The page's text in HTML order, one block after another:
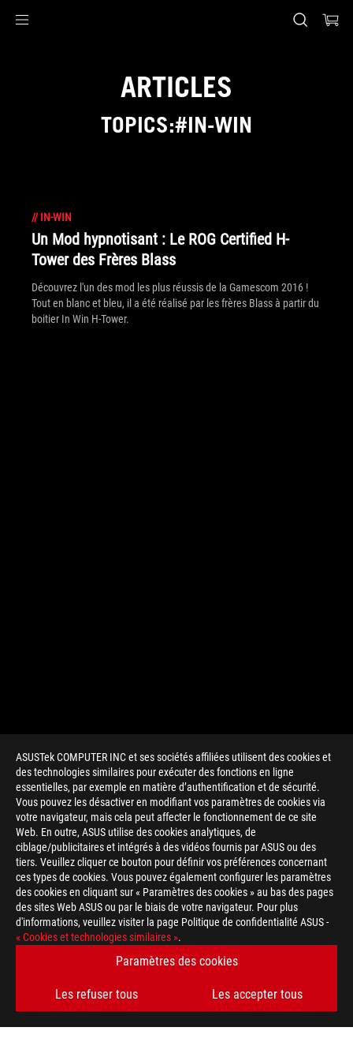
ASUSTek COMPUTER INC et ses sociétés affiliées utilisent des cookies et
des technologies similaires pour exécuter des fonctions en ligne
essentielles, par exemple en matière d’authentification et de sécurité.
Vous pouvez les désactiver en modifiant vos paramètres de cookies via
votre navigateur, mais cela peut affecter le fonctionnement de ce site
Web. En outre, ASUS utilise des cookies analytiques, de
ciblage/publicitaires et intégrés à des vidéos fournis par ASUS ou des
tiers. Veuillez cliquer ce bouton pour définir vos préférences concernant
ces types de cookies. Vous pouvez également configurer les paramètres
des cookies en cliquant sur « Paramètres des cookies » au bas des pages
des sites Web ASUS ou par le biais de votre navigateur. Pour plus
d'informations, veuillez visiter la page Politique de confidentialité ASUS -
« Cookies et technologies similaires ».
Paramètres des cookies
Les refuser tous Les accepter tous
ARTICLES
TOPICS:#IN-WIN
// IN-WIN
Un Mod hypnotisant : Le ROG Certified H-
Tower des Frères Blass
Découvrez l'un des mod les plus réussis de la Gamescom 2016 !
Tout en blanc et bleu, il a été réalisé par les frères Blass à partir du
boitier In Win H-Tower.
> GAMING IN WIN
TYPE DE PAIEMENT ACCEPTÉ
OBTENEZ LES DERNIÈRES OFFRES ET PLUS ENCORE
INSCRIPTION